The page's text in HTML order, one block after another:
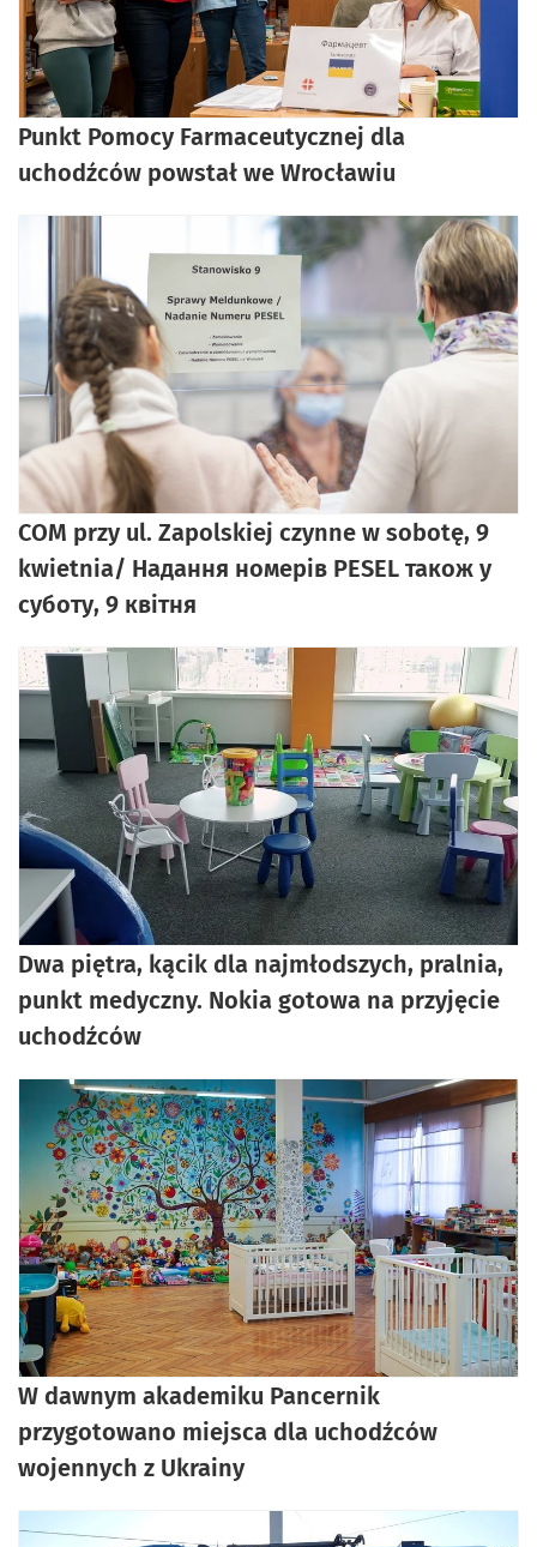
Punkt Pomocy Farmaceutycznej dla
uchodźców powstał we Wrocławiu
COM przy ul. Zapolskiej czynne w sobotę, 9
kwietnia/ Надання номерів PESEL також у
суботу, 9 квітня
Dwa piętra, kącik dla najmłodszych, pralnia,
punkt medyczny. Nokia gotowa na przyjęcie
uchodźców
W dawnym akademiku Pancernik
przygotowano miejsca dla uchodźców
wojennych z Ukrainy